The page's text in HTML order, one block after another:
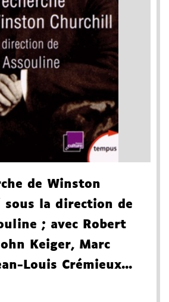
de Winston
sous la direction de
; avec Robert
Keiger, Marc
Louis Crémieux...